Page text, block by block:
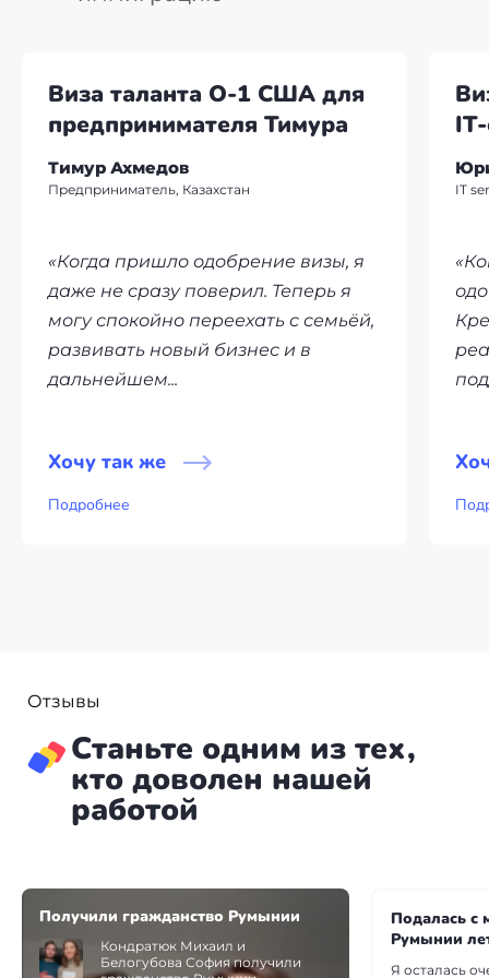
базовом испанском упрощает
взаимопонимание. Они ценят попытки
и проявляют больше дружелюбия и
Виза таланта О-1 США для
предпринимателя Тимура
Тимур Ахмедов
Предприниматель, Казахстан
«Когда пришло одобрение визы, я
даже не сразу поверил. Теперь я
могу спокойно переехать с семьёй,
развивать новый бизнес и в
дальнейшем...
Хочу так же
Подробнее
IT
Отзывы
Станьте одним из тех,
кто доволен нашей
работой
Получили гражданство Румынии
Кондратюк Михаил и
Белогубова София получили
Подалась с
Румынии
Я осталась